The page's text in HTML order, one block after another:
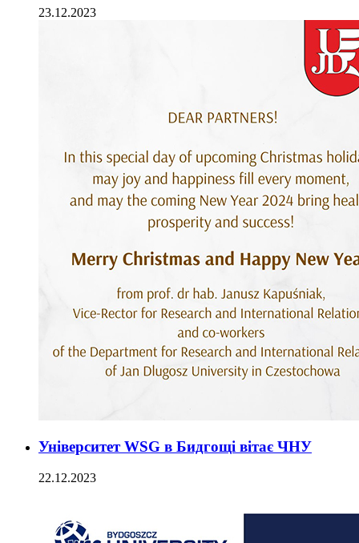
23.12.2023
Університет WSG в Бидгощі вітає ЧНУ
22.12.2023